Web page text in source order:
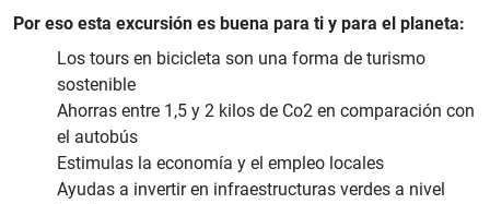
Por eso esta excursión es buena para ti y para el planeta:
Los tours en bicicleta son una forma de turismo
sostenible
Ahorras entre 1,5 y 2 kilos de Co2 en comparación con
el autobús
Estimulas la economía y el empleo locales
Ayudas a invertir en infraestructuras verdes a nivel